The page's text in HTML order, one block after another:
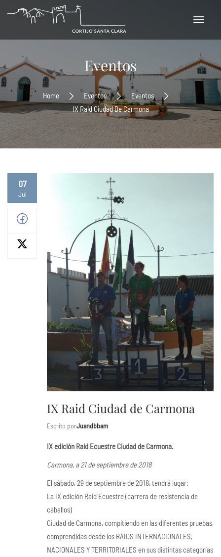
Eventos
Home Eventos
Eventos
IX Raid Ciudad De Carmona
07
Jul
IX Raid Ciudad de Carmona
Escrito porJuandbbam
IX edición Raid Ecuestre Ciudad de Carmona.
Carmona, a 21 de septiembre de 2018
El sábado, 29 de septiembre de 2018, tendrá lugar:
La IX edición Raid Ecuestre (carrera de resistencia de
caballos)
Ciudad de Carmona, compitiendo en las diferentes pruebas,
comprendidas desde los RAIDS INTERNACIONALES,
NACIONALES Y TERRITORIALES en sus distintas categorías